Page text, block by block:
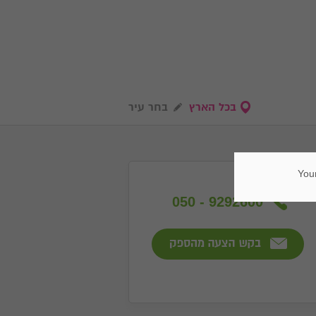
בחר עיר בכל הארץ
050 - 9292600